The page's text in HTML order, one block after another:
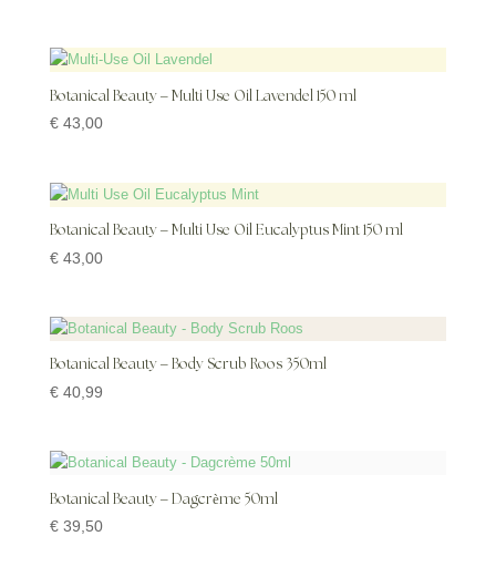
Botanical Beauty – Multi Use Oil Lavendel 150 ml
€43,00
Botanical Beauty – Multi Use Oil Eucalyptus Mint 150 ml
€43,00
Botanical Beauty – Body Scrub Roos 350ml
€40,99
Botanical Beauty – Dagcrème 50ml
€39,50